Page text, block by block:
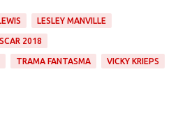
LESLEY MANVILLE
2018
TRAMA FANTASMA VICKY KRIEPS